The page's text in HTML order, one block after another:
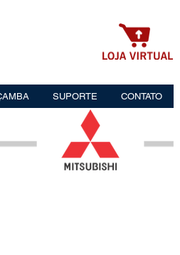
SUPORTE CONTATO